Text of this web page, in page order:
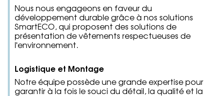
Nous nous engageons en faveur du
développement durable grâce à nos solutions
SmartECO, qui proposent des solutions de
présentation de vêtements respectueuses de
l'environnement.
Logistique et Montage
Notre équipe possède une grande expertise pour
garantir à la fois le souci du détail, la qualité et la